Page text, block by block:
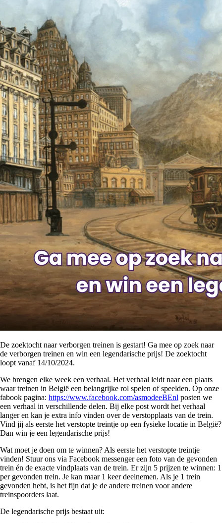
De zoektocht naar verborgen treinen is gestart! Ga mee op zoek naar
de verborgen treinen en win een legendarische prijs! De zoektocht
loopt vanaf 14/10/2024.
We brengen elke week een verhaal. Het verhaal leidt naar een plaats
waar treinen in België een belangrijke rol spelen of speelden. Op onze
fabook pagina: https://www.facebook.com/asmodeeBEnl posten we
een verhaal in verschillende delen. Bij elke post wordt het verhaal
langer en kan je extra info vinden over de verstopplaats van de trein.
Vind jij als eerste het verstopte treintje op een fysieke locatie in België?
Dan win je een legendarische prijs!
Wat moet je doen om te winnen? Als eerste het verstopte treintje
vinden! Stuur ons via Facebook messenger een foto van de gevonden
trein én de exacte vindplaats van de trein. Er zijn 5 prijzen te winnen: 1
per gevonden trein. Je kan maar 1 keer deelnemen. Als je 1 trein
gevonden hebt, is het fijn dat je de andere treinen voor andere
treinspoorders laat.
De legendarische prijs bestaat uit: